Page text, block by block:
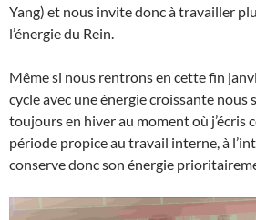
Yang) et nous invite donc à travailler
l’énergie du Rein.
Même si nous rentrons en cette fin
cycle avec une énergie croissante nous
toujours en hiver au moment où j’écris
période propice au travail interne, à
conserve donc son énergie